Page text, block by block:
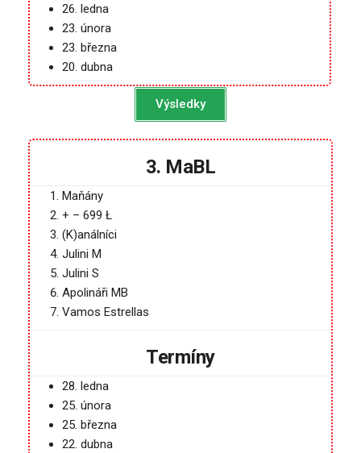
26. ledna
23. února
23. března
20. dubna
Výsledky
3. MaBL
Maňány
+ – 699 Ł
(K)análníci
Julini M
Julini S
Apolináři MB
Vamos Estrellas
Termíny
28. ledna
25. února
25. března
22. dubna